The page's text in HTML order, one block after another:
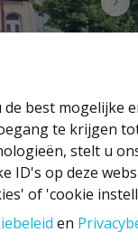
de best mogelijke
te krijgen
stelt u
ID's op deze
of 'cookie
en
Ref : 2694